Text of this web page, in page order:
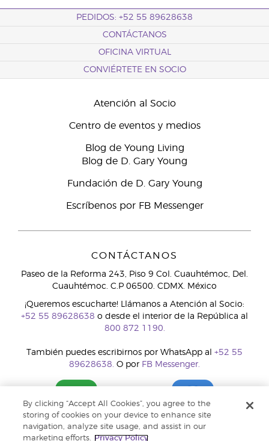
PEDIDOS: +52 55 89628638
CONTÁCTANOS
OFICINA VIRTUAL
CONVIÉRTETE EN SOCIO
Atención al Socio
Centro de eventos y medios
Blog de Young Living
Blog de D. Gary Young
Fundación de D. Gary Young
Escríbenos por FB Messenger
CONTÁCTANOS
Paseo de la Reforma 243, Piso 9 Col. Cuauhtémoc, Del.
Cuauhtémoc. C.P 06500. CDMX. México
¡Queremos escucharte! Llámanos a Atención al Socio:
+52 55 89628638 o desde el interior de la República al
800 872 1190.
También puedes escribirnos por WhatsApp al +52 55
89628638. O por FB Messenger.
By clicking “Accept All Cookies”, you agree to the
storing of cookies on your device to enhance site
navigation, analyze site usage, and assist in our
marketing efforts.
Privacy Policy